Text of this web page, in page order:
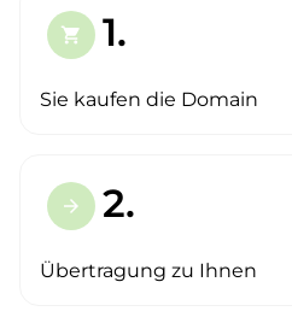
shopping_cart 1.
Sie kaufen die Domain
arrow_forward 2.
Übertragung zu Ihnen